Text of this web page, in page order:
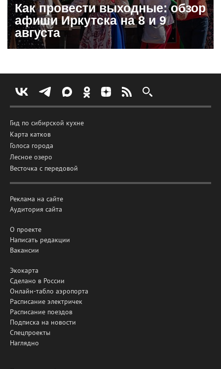
Как провести выходные: обзор
афиши Иркутска на 8 и 9
августа
Гид по сибирской кухне
Карта катков
Голоса города
Лесное озеро
Весточка с передовой
Реклама на сайте
Аудитория сайта
О проекте
Написать редакции
Вакансии
Экокарта
Сделано в России
Онлайн-табло аэропорта
Расписание электричек
Расписание поездов
Подписка на новости
Спецпроекты
Наглядно